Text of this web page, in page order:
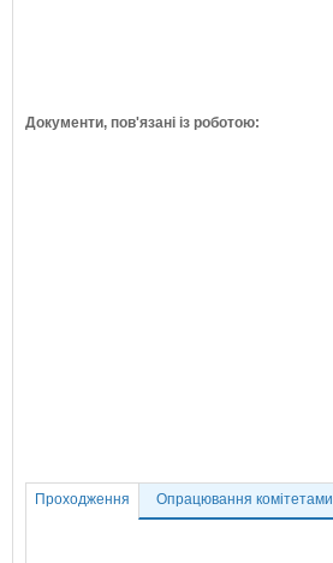
Документи, пов'язані із роботою:
Проходження Опрацювання комітетами